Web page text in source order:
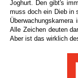
Joghurt. Den gibt's
muss doch ein Dieb in
Alle Zeichen deuten
Aber ist das wirklich